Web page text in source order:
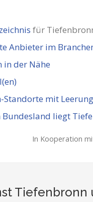
für
Anbieter im
in der Nähe
Standorte mit
Bundesland liegt
In Kooperation
Tiefenbronn